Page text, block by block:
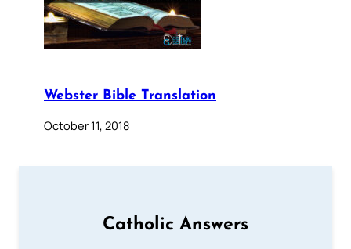
Webster Bible Translation
October 11, 2018
Catholic Answers